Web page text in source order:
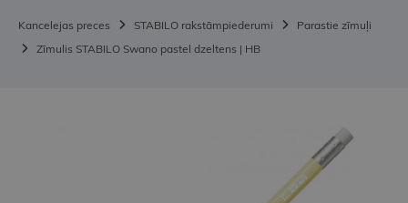
Kancelejas preces STABILO rakstāmpiederumi
Parastie zīmuļi
Zīmulis STABILO Swano pastel dzeltens | HB